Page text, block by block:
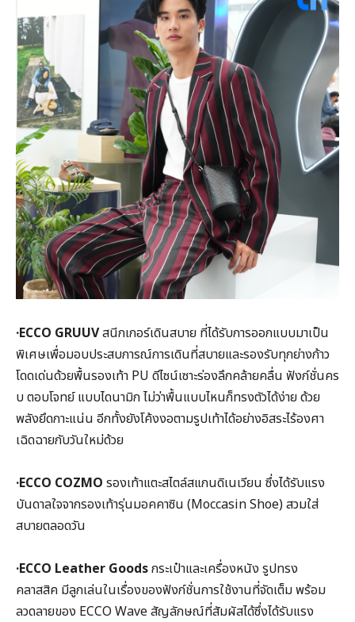
·ECCO GRUUVสนีกเกอร์เดินสบาย ที่ได้รับการออกแบบมาเป็น
พิเศษเพื่อมอบประสบการณ์การเดินที่สบายและรองรับทุกย่างก้าว
โดดเด่นด้วยพื้นรองเท้า PU ดีไซน์เซาะร่องลึกคล้ายคลื่น ฟังก์ชั่นคร
บ ตอบโจทย์ แบบไดนามิก ไม่ว่าพื้นแบบไหนก็ทรงตัวได้ง่าย ด้วย
พลังยึดกาะแน่น อีกทั้งยังโค้งงอตามรูปเท้าได้อย่างอิสระไร้องศา
เฉิดฉายกับวันใหม่ด้วย
·ECCO COZMO รองเท้าแตะสไตล์สแกนดิเนเวียน ซึ่งได้รับแรง
บันดาลใจจากรองเท้ารุ่นมอคคาซิน (Moccasin Shoe) สวมใส่
สบายตลอดวัน
·ECCO Leather Goodsกระเป๋าและเครื่องหนัง รูปทรง
คลาสสิค มีลูกเล่นในเรื่องของฟังก์ชั่นการใช้งานที่จัดเต็ม พร้อม
ลวดลายของ ECCO Wave สัญลักษณ์ที่สัมผัสได้ซึ่งได้รับแรง